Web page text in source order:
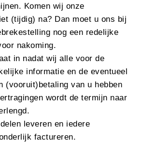
Komen wij onze
(tijdig) na? Dan moet u ons bij
nog een redelijke
nakoming.
in nadat wij alle voor de
informatie en de eventueel
(vooruit)betaling van u hebben
wordt de termijn naar
leveren en iedere
factureren.